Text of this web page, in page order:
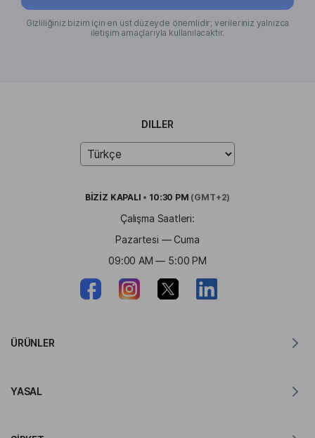
Gizliliğiniz bizim için en üst düzeyde önemlidir; verileriniz yalnızca
iletişim amaçlarıyla kullanılacaktır.
DILLER
BİZİZ KAPALI • 10:30 PM (GMT+2)
Çalışma Saatleri:
Pazartesi — Cuma
09:00 AM — 5:00 PM
ÜRÜNLER
YASAL